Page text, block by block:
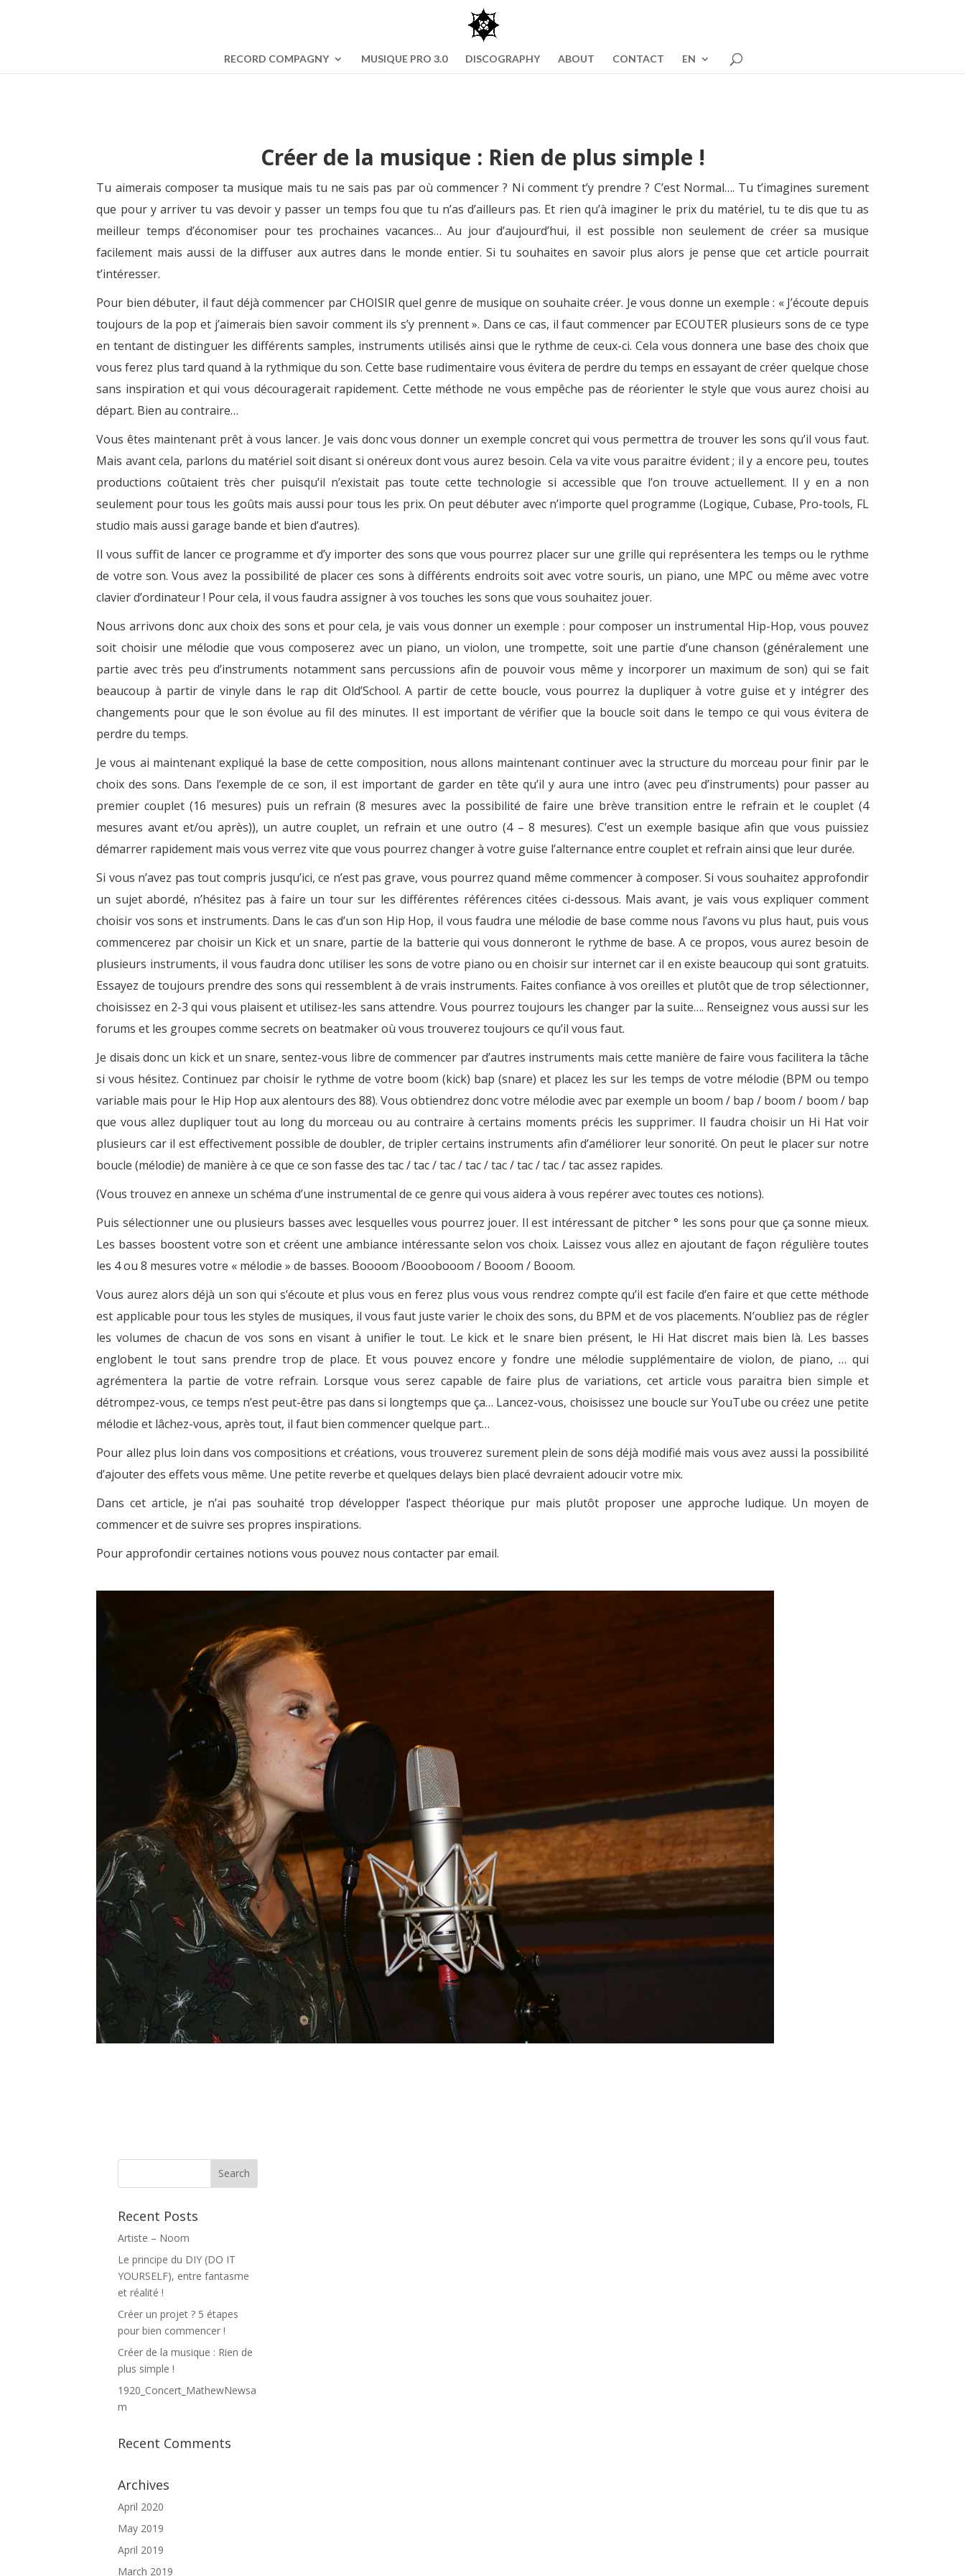
RECORD COMPAGNY MUSIQUE PRO 3.0 DISCOGRAPHY ABOUT CONTACT EN
Créer de la musique : Rien de plus simple !
Tu aimerais composer ta musique mais tu ne sais pas par où commencer ? Ni comment t’y prendre ? C’est Normal…. Tu t’imagines surement
que pour y arriver tu vas devoir y passer un temps fou que tu n’as d’ailleurs pas. Et rien qu’à imaginer le prix du matériel, tu te dis que tu as
meilleur temps d’économiser pour tes prochaines vacances… Au jour d’aujourd’hui, il est possible non seulement de créer sa musique
facilement mais aussi de la diffuser aux autres dans le monde entier. Si tu souhaites en savoir plus alors je pense que cet article pourrait
t’intéresser.
Pour bien débuter, il faut déjà commencer par CHOISIR quel genre de musique on souhaite créer. Je vous donne un exemple : « J’écoute depuis
toujours de la pop et j’aimerais bien savoir comment ils s’y prennent ». Dans ce cas, il faut commencer par ECOUTER plusieurs sons de ce type
en tentant de distinguer les différents samples, instruments utilisés ainsi que le rythme de ceux-ci. Cela vous donnera une base des choix que
vous ferez plus tard quand à la rythmique du son. Cette base rudimentaire vous évitera de perdre du temps en essayant de créer quelque chose
sans inspiration et qui vous découragerait rapidement. Cette méthode ne vous empêche pas de réorienter le style que vous aurez choisi au
départ. Bien au contraire…
Vous êtes maintenant prêt à vous lancer. Je vais donc vous donner un exemple concret qui vous permettra de trouver les sons qu’il vous faut.
Mais avant cela, parlons du matériel soit disant si onéreux dont vous aurez besoin. Cela va vite vous paraitre évident ; il y a encore peu, toutes
productions coûtaient très cher puisqu’il n’existait pas toute cette technologie si accessible que l’on trouve actuellement. Il y en a non
seulement pour tous les goûts mais aussi pour tous les prix. On peut débuter avec n’importe quel programme (Logique, Cubase, Pro-tools, FL
studio mais aussi garage bande et bien d’autres).
Il vous suffit de lancer ce programme et d’y importer des sons que vous pourrez placer sur une grille qui représentera les temps ou le rythme
de votre son. Vous avez la possibilité de placer ces sons à différents endroits soit avec votre souris, un piano, une MPC ou même avec votre
clavier d’ordinateur ! Pour cela, il vous faudra assigner à vos touches les sons que vous souhaitez jouer.
Nous arrivons donc aux choix des sons et pour cela, je vais vous donner un exemple : pour composer un instrumental Hip-Hop, vous pouvez
soit choisir une mélodie que vous composerez avec un piano, un violon, une trompette, soit une partie d’une chanson (généralement une
partie avec très peu d’instruments notamment sans percussions afin de pouvoir vous même y incorporer un maximum de son) qui se fait
beaucoup à partir de vinyle dans le rap dit Old’School. A partir de cette boucle, vous pourrez la dupliquer à votre guise et y intégrer des
changements pour que le son évolue au fil des minutes. Il est important de vérifier que la boucle soit dans le tempo ce qui vous évitera de
perdre du temps.
Je vous ai maintenant expliqué la base de cette composition, nous allons maintenant continuer avec la structure du morceau pour finir par le
choix des sons. Dans l’exemple de ce son, il est important de garder en tête qu’il y aura une intro (avec peu d’instruments) pour passer au
premier couplet (16 mesures) puis un refrain (8 mesures avec la possibilité de faire une brève transition entre le refrain et le couplet (4
mesures avant et/ou après)), un autre couplet, un refrain et une outro (4 – 8 mesures). C’est un exemple basique afin que vous puissiez
démarrer rapidement mais vous verrez vite que vous pourrez changer à votre guise l’alternance entre couplet et refrain ainsi que leur durée.
Si vous n’avez pas tout compris jusqu’ici, ce n’est pas grave, vous pourrez quand même commencer à composer. Si vous souhaitez approfondir
un sujet abordé, n’hésitez pas à faire un tour sur les différentes références citées ci-dessous. Mais avant, je vais vous expliquer comment
choisir vos sons et instruments. Dans le cas d’un son Hip Hop, il vous faudra une mélodie de base comme nous l’avons vu plus haut, puis vous
commencerez par choisir un Kick et un snare, partie de la batterie qui vous donneront le rythme de base. A ce propos, vous aurez besoin de
plusieurs instruments, il vous faudra donc utiliser les sons de votre piano ou en choisir sur internet car il en existe beaucoup qui sont gratuits.
Essayez de toujours prendre des sons qui ressemblent à de vrais instruments. Faites confiance à vos oreilles et plutôt que de trop sélectionner,
choisissez en 2-3 qui vous plaisent et utilisez-les sans attendre. Vous pourrez toujours les changer par la suite…. Renseignez vous aussi sur les
forums et les groupes comme secrets on beatmakeroù vous trouverez toujours ce qu’il vous faut.
Je disais donc un kick et un snare, sentez-vous libre de commencer par d’autres instruments mais cette manière de faire vous facilitera la tâche
si vous hésitez. Continuez par choisir le rythme de votre boom (kick) bap (snare) et placez les sur les temps de votre mélodie (BPM ou tempo
variable mais pour le Hip Hop aux alentours des 88). Vous obtiendrez donc votre mélodie avec par exemple un boom / bap / boom / boom / bap
que vous allez dupliquer tout au long du morceau ou au contraire à certains moments précis les supprimer. Il faudra choisir un Hi Hat voir
plusieurs car il est effectivement possible de doubler, de tripler certains instruments afin d’améliorer leur sonorité. On peut le placer sur notre
boucle (mélodie) de manière à ce que ce son fasse des tac / tac / tac / tac / tac / tac / tac / tac assez rapides.
(Vous trouvez en annexe un schéma d’une instrumental de ce genre qui vous aidera à vous repérer avec toutes ces notions).
Puis sélectionner une ou plusieurs basses avec lesquelles vous pourrez jouer. Il est intéressant de pitcher ° les sons pour que ça sonne mieux.
Les basses boostent votre son et créent une ambiance intéressante selon vos choix. Laissez vous allez en ajoutant de façon régulière toutes
les 4 ou 8 mesures votre « mélodie » de basses. Boooom /Booobooom / Booom / Booom.
Vous aurez alors déjà un son qui s’écoute et plus vous en ferez plus vous vous rendrez compte qu’il est facile d’en faire et que cette méthode
est applicable pour tous les styles de musiques, il vous faut juste varier le choix des sons, du BPM et de vos placements. N’oubliez pas de régler
les volumes de chacun de vos sons en visant à unifier le tout. Le kick et le snare bien présent, le Hi Hat discret mais bien là. Les basses
englobent le tout sans prendre trop de place. Et vous pouvez encore y fondre une mélodie supplémentaire de violon, de piano, … qui
agrémentera la partie de votre refrain. Lorsque vous serez capable de faire plus de variations, cet article vous paraitra bien simple et
détrompez-vous, ce temps n’est peut-être pas dans si longtemps que ça… Lancez-vous, choisissez une boucle sur YouTube ou créez une petite
mélodie et lâchez-vous, après tout, il faut bien commencer quelque part…
Pour allez plus loin dans vos compositions et créations, vous trouverez surement plein de sons déjà modifié mais vous avez aussi la possibilité
d’ajouter des effets vous même. Une petite reverbe et quelques delays bien placé devraient adoucir votre mix.
Dans cet article, je n’ai pas souhaité trop développer l’aspect théorique pur mais plutôt proposer une approche ludique. Un moyen de
commencer et de suivre ses propres inspirations.
Pour approfondir certaines notions vous pouvez nous contacter par email.
Recent Posts
Artiste – Noom
Le principe du DIY (DO IT
YOURSELF), entre fantasme
et réalité !
Créer un projet ? 5 étapes
pour bien commencer !
Créer de la musique : Rien de
plus simple !
1920_Concert_MathewNewsa
m
Recent Comments
Archives
April 2020
May 2019
April 2019
March 2019